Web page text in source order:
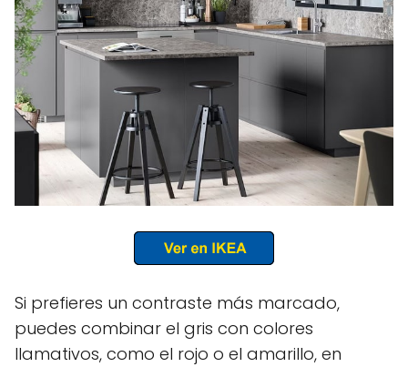
Si prefieres un contraste más marcado,
puedes combinar el gris con colores
llamativos, como el rojo o el amarillo, en